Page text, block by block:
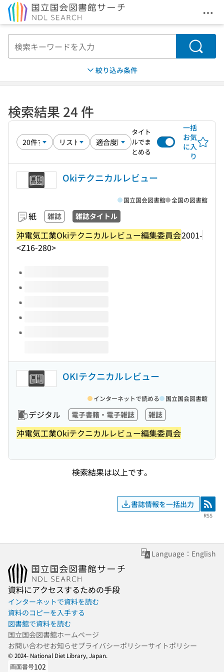
メ
検索
絞り込み条件
検索結果 24 件
タイト
ルでま
とめる
一括
お気
に入
り
Okiテクニカルレビュー
紙 雑誌 雑誌タイトル
沖電気工業Okiテクニカルレビュー編集委員会2001-
<Z16-280>
国立国会図書館 全国の図書館
このタイトルの巻号
OKIテクニカルレビュー
デジタル 電子書籍・電子雑誌 雑誌
沖電気工業Okiテクニカルレビュー編集委員会
インターネットで読める 国立国会図書館
検索結果は以上です。
書誌情報を一括出力 RSS
RSS
Language：English
資料にアクセスするための手段
インターネットで資料を読む
資料のコピーを入手する
図書館で資料を読む
国立国会図書館ホームページ
お問い合わせお知らせプライバシーポリシーサイトポリシー
© 2024- National Diet Library, Japan.
画面番号102